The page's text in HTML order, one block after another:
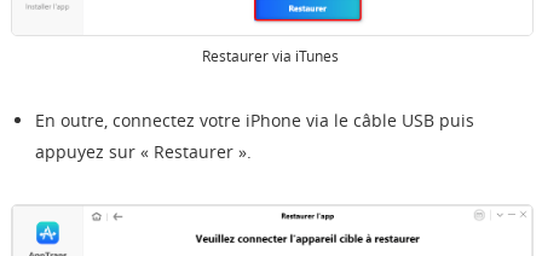
Restaurer via iTunes
En outre, connectez votre iPhone via le câble USB puis
appuyez sur « Restaurer ».